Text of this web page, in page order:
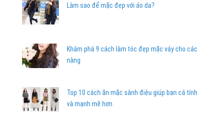
Làm sao để mặc đẹp với áo da?
Khám phá 9 cách làm tóc đẹp mặc váy cho các
nàng
Top 10 cách ăn mặc sành điệu giúp bạn cá tính
và mạnh mẽ hơn